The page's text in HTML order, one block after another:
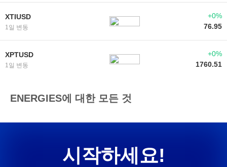
XTIUSD
1일 변동
+0%
76.95
XPTUSD
1일 변동
+0%
1760.51
ENERGIES에 대한 모든 것
시작하세요!